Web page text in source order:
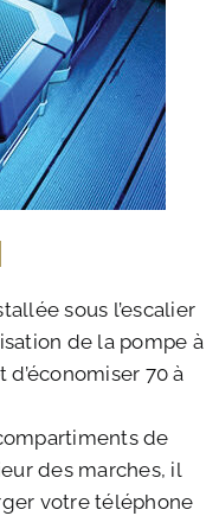
sous l’escalier
de la pompe à
d’économiser 70 à
de
des marches, il
votre téléphone